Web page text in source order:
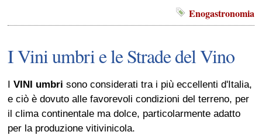
Enogastronomia
I Vini umbri e le Strade del Vino
IVINI umbri sono considerati tra i più eccellenti d'Italia,
e ciò è dovuto alle favorevoli condizioni del terreno, per
il clima continentale ma dolce, particolarmente adatto
per la produzione vitivinicola.